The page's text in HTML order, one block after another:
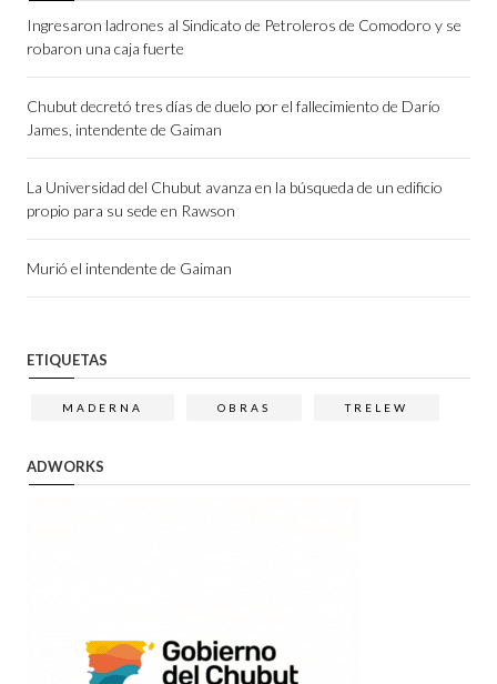
Ingresaron ladrones al Sindicato de Petroleros de Comodoro y se
robaron una caja fuerte
Chubut decretó tres días de duelo por el fallecimiento de Darío
James, intendente de Gaiman
La Universidad del Chubut avanza en la búsqueda de un edificio
propio para su sede en Rawson
Murió el intendente de Gaiman
ETIQUETAS
MADERNA OBRAS TRELEW
ADWORKS